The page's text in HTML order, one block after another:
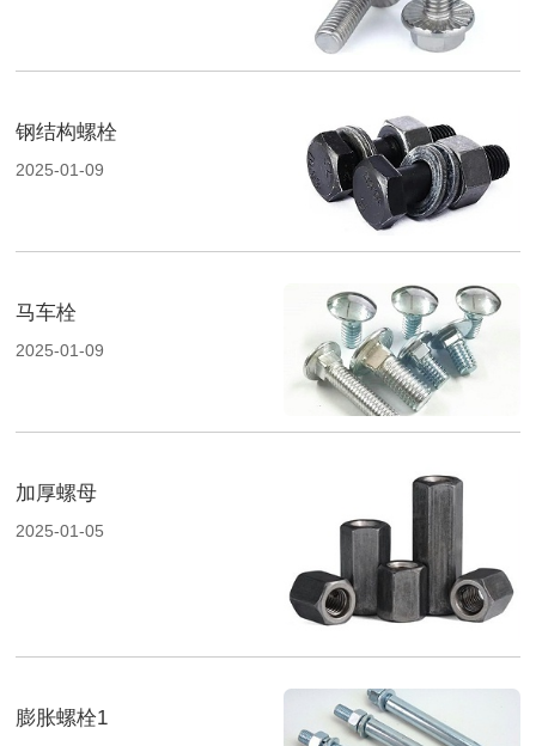
钢结构螺栓
2025-01-09
马车栓
2025-01-09
加厚螺母
2025-01-05
膨胀螺栓1